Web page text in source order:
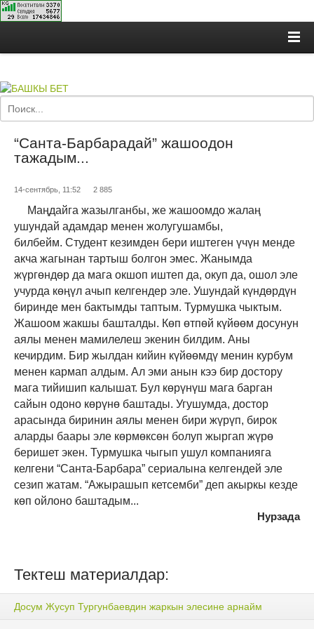
“Санта-Барбарадай” жашоодон
тажадым...
14-сентябрь, 11:52 2 885
Маңдайга жазылганбы, же жашоомдо жалаң
ушундай адамдар менен жолугушамбы,
билбейм. Студент кезимден бери иштеген үчүн менде
акча жагынан тартыш болгон эмес. Жанымда
жүргөндөр да мага окшоп иштеп да, окуп да, ошол эле
учурда көңүл ачып келгендер эле. Ушундай күндөрдүн
биринде мен бактымды таптым. Турмушка чыктым.
Жашоом жакшы башталды. Көп өтпөй күйөөм досунун
аялы менен мамилелеш экенин билдим. Аны
кечирдим. Бир жылдан кийин күйөөмдү менин курбум
менен кармап алдым. Ал эми анын кээ бир достору
мага тийишип калышат. Бул көрүнүш мага барган
сайын одоно көрүнө баштады. Угушумда, достор
арасында биринин аялы менен бири жүрүп, бирок
аларды баары эле көрмөксөн болуп жыргап жүрө
беришет экен. Турмушка чыгып ушул компанияга
келгени “Санта-Барбара” сериалына келгендей эле
сезип жатам. “Ажырашып кетсемби” деп акыркы кезде
көп ойлоно баштадым...
Нурзада
Тектеш материалдар:
Досум Жусуп Тургунбаевдин жаркын элесине арнайм